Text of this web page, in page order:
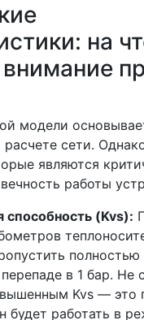
на
модели
сети.
являются
работы
способность (Kvs):
в 1 бар. Не
Kvs — это
будет работать в